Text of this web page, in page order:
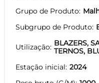
Grupo de Produto
Subgrupo de Produto
Utilização BLAZERS,
TERNOS,
Estação inicial 2024